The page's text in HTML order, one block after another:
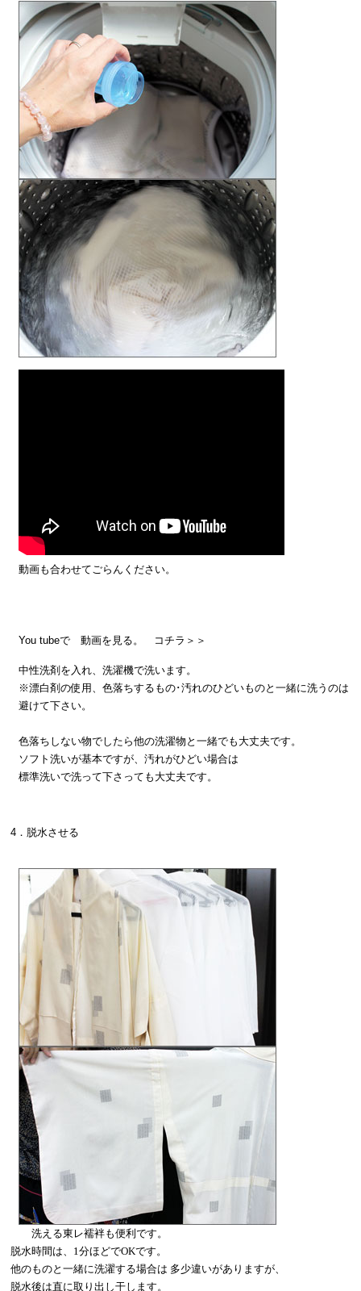
動画も合わせてごらんください。
You tubeで 動画を見る。 コチラ＞＞
中性洗剤を入れ、洗濯機で洗います。
※漂白剤の使用、色落ちするもの･汚れのひどいものと一緒に洗うのは
避けて下さい。
色落ちしない物でしたら他の洗濯物と一緒でも大丈夫です。
ソフト洗いが基本ですが、汚れがひどい場合は
標準洗いで洗って下さっても大丈夫です。
4．脱水させる
洗える東レ襦袢も便利です。
脱水時間は、1分ほどでOKです。
他のものと一緒に洗濯する場合は 多少違いがありますが、
脱水後は直に取り出し干します。